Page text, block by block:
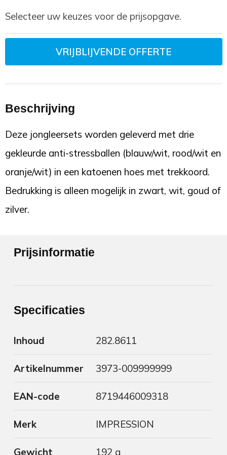
Selecteer uw keuzes voor de prijsopgave.
VRIJBLIJVENDE OFFERTE
Beschrijving
Deze jongleersets worden geleverd met drie
gekleurde anti-stressballen (blauw/wit, rood/wit en
oranje/wit) in een katoenen hoes met trekkoord.
Bedrukking is alleen mogelijk in zwart, wit, goud of
zilver.
Prijsinformatie
Specificaties
Inhoud 282.8611
Artikelnummer 3973-009999999
EAN-code 8719446009318
Merk IMPRESSION
Gewicht 192 g